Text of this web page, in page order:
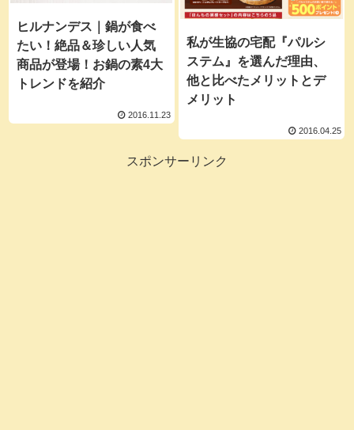
ヒルナンデス｜鍋が食べ
たい！絶品＆珍しい人気
商品が登場！お鍋の素4大
トレンドを紹介
2016.11.23
私が生協の宅配『パルシ
ステム』を選んだ理由、
他と比べたメリットとデ
メリット
2016.04.25
スポンサーリンク